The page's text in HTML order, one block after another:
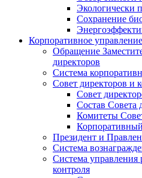
Экологически
Сохранение
Корпоративное управление
Обращение
директоров
Система
Совет директоров и
Совет
Состав Совета
Комитеты
Корпоративный
Президент и
Система
Система управления
контроля